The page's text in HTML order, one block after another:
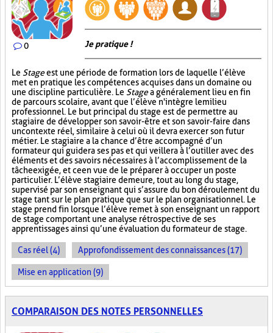
0 Je pratique !
Le Stageest une période de formation lors de laquelle l’élève
met en pratique les compétences acquises dans un domaine ou
une discipline particulière. Le Stagea généralement lieu en fin
de parcours scolaire, avant que l’élève n'intègre le milieu
professionnel. Le but principal du stage est de permettre au
stagiaire de développer son savoir-être et son savoir-faire dans
un contexte réel, similaire à celui où il devra exercer son futur
métier. Le stagiaire a la chance d’être accompagné d’un
formateur qui guidera ses pas et qui veillera à l’outiller avec des
éléments et des savoirs nécessaires à l’accomplissement de la
tâche exigée, et ce en vue de le préparer à occuper un poste
particulier. L’élève stagiaire demeure, tout au long du stage,
supervisé par son enseignant qui s’assure du bon déroulement du
stage tant sur le plan pratique que sur le plan organisationnel. Le
stage prend fin lorsque l’élève remet à son enseignant un rapport
de stage comportant une analyse rétrospective de ses
apprentissages ainsi qu’une évaluation du formateur de stage.
Cas réel (4) Approfondissement des connaissances (17)
Mise en application (9)
COMPARAISON DES NOTES PERSONNELLES